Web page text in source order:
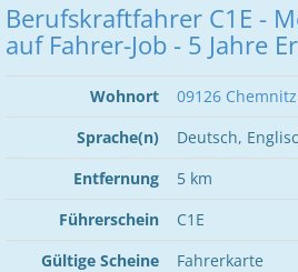
Berufskraftfahrer C1E -
auf Fahrer-Job - 5 Jahre
Wohnort
09126 Chemnitz
Sprache(n)
Deutsch,
Entfernung
5 km
Führerschein
C1E
Gültige Scheine
Fahrerkarte